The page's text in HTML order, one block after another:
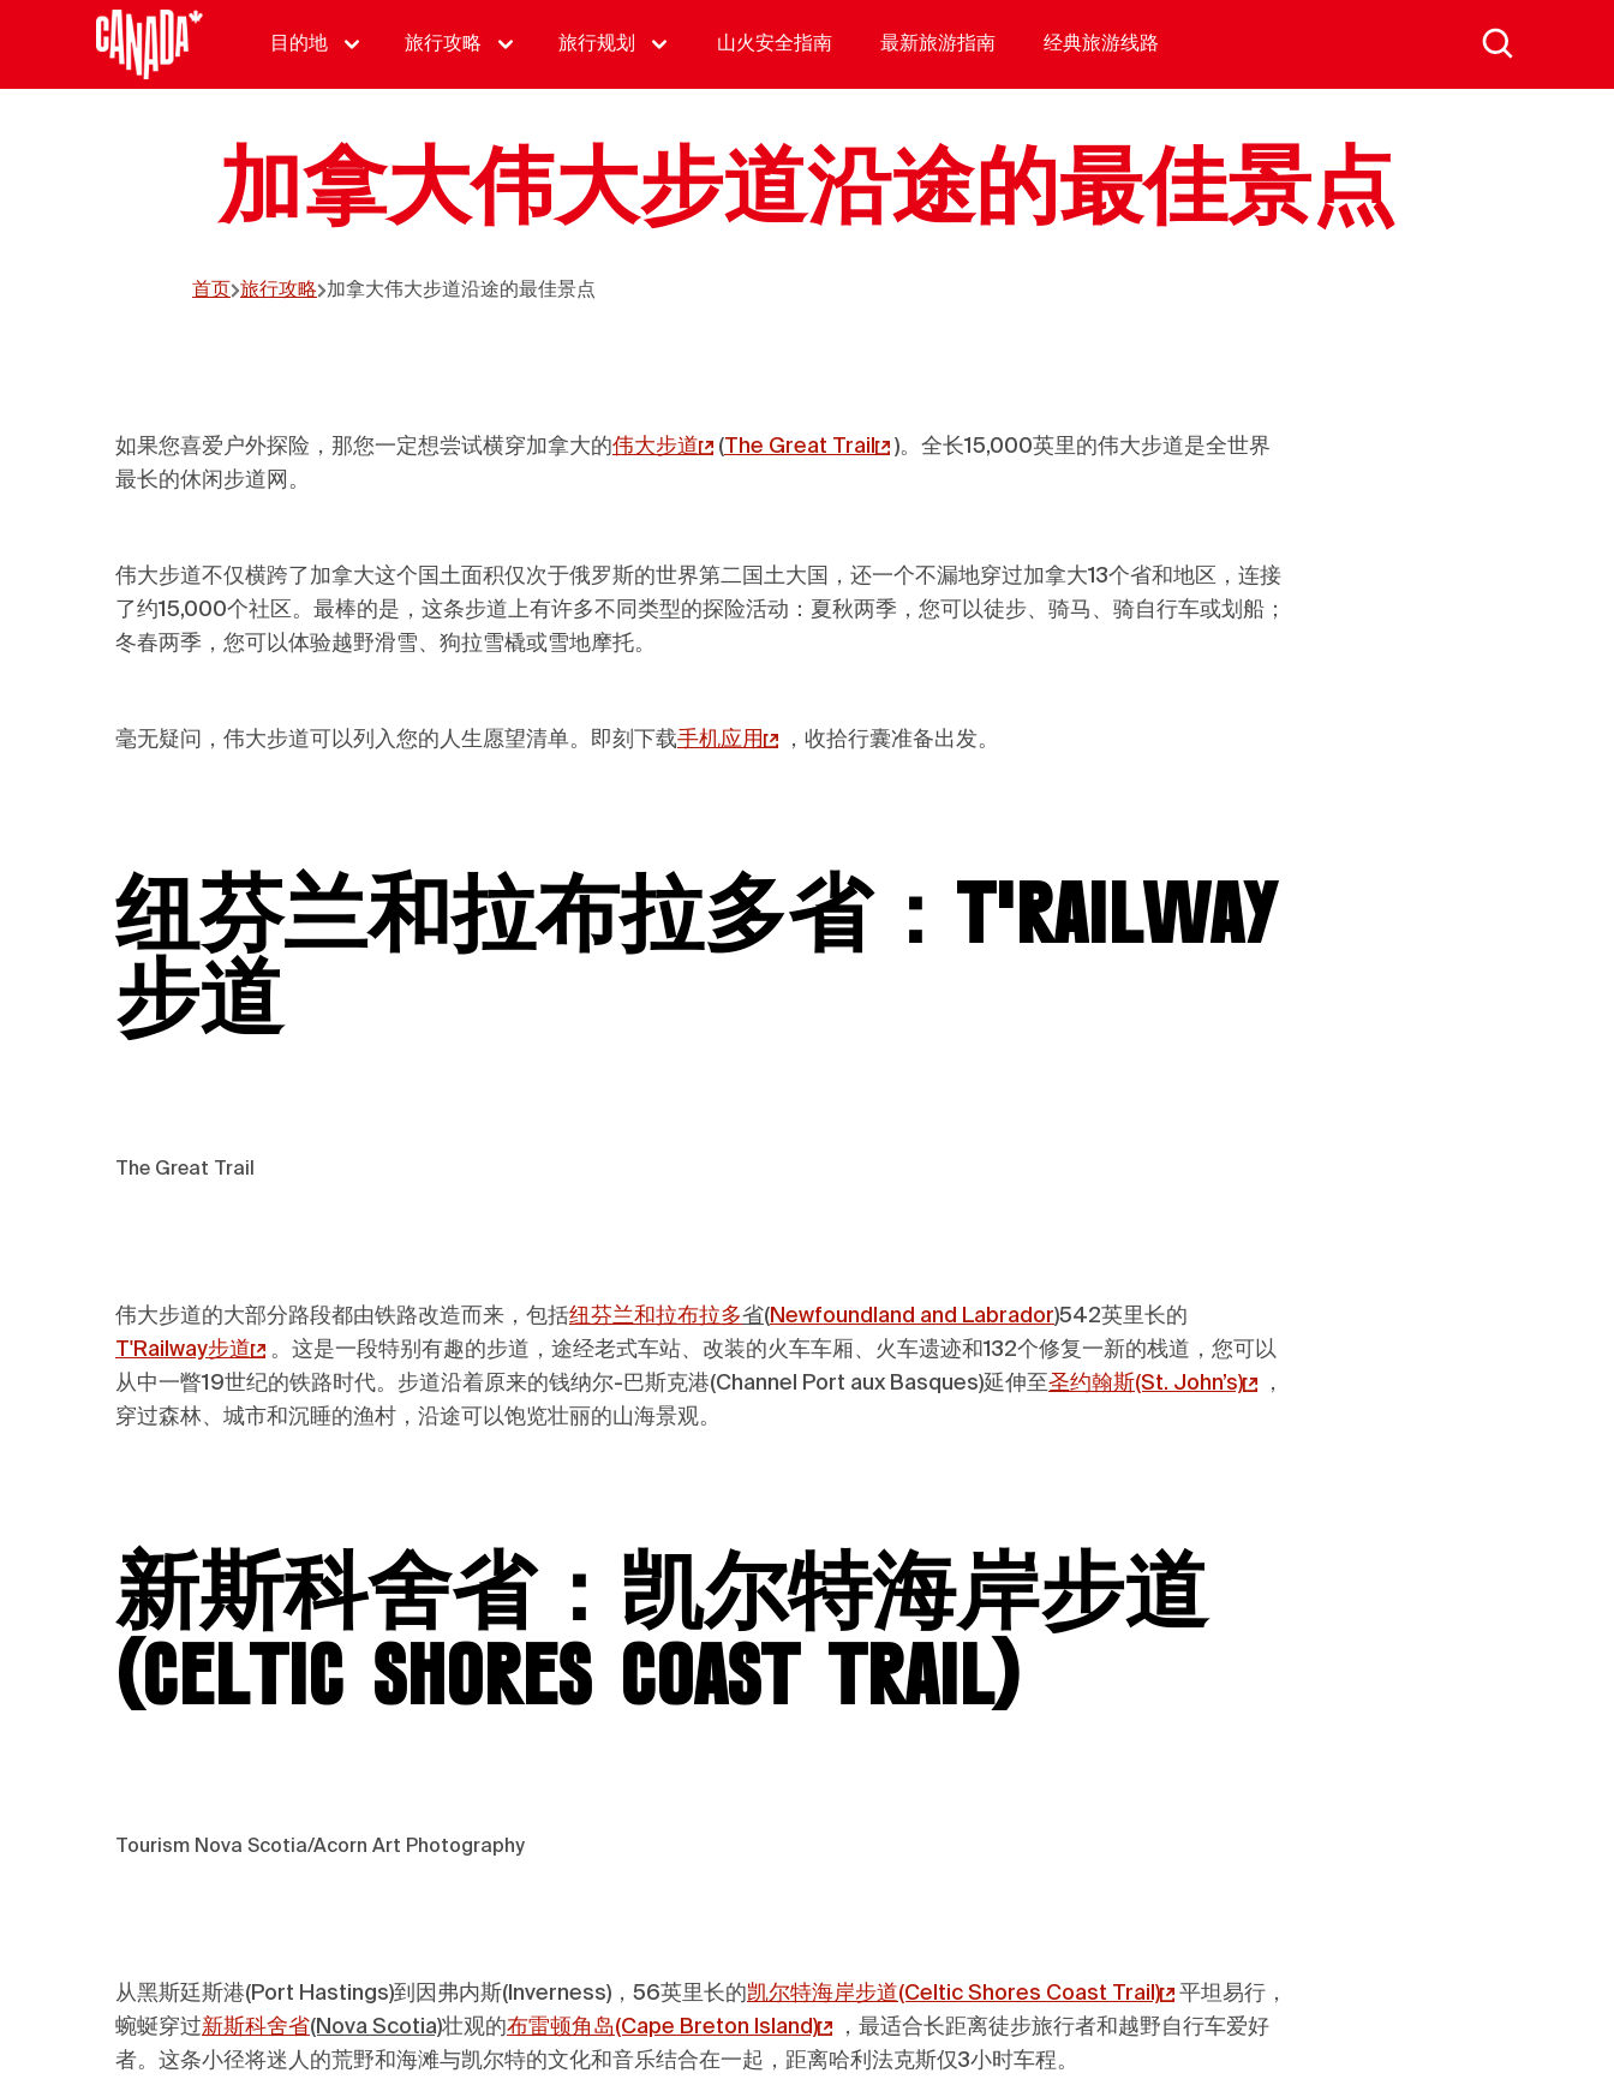
目的地 旅行攻略 旅行规划 山火安全指南 最新旅游指南 经典旅游线路
加拿大伟大步道沿途的最佳景点
首页 旅行攻略 加拿大伟大步道沿途的最佳景点
如果您喜爱户外探险，那您一定想尝试横穿加拿大的伟大步道 (The Great Trail )。全长15,000英里的伟大步道是全世界
最长的休闲步道网。
伟大步道不仅横跨了加拿大这个国土面积仅次于俄罗斯的世界第二国土大国，还一个不漏地穿过加拿大13个省和地区，连接
了约15,000个社区。最棒的是，这条步道上有许多不同类型的探险活动：夏秋两季，您可以徒步、骑马、骑自行车或划船；
冬春两季，您可以体验越野滑雪、狗拉雪橇或雪地摩托。
毫无疑问，伟大步道可以列入您的人生愿望清单。即刻下载手机应用 ，收拾行囊准备出发。
纽芬兰和拉布拉多省：T'Railway
步道
The Great Trail
伟大步道的大部分路段都由铁路改造而来，包括纽芬兰和拉布拉多省(Newfoundland and Labrador)542英里长的
T'Railway步道
。这是一段特别有趣的步道，途经老式车站、改装的火车车厢、火车遗迹和132个修复一新的栈道，您可以
从中一瞥19世纪的铁路时代。步道沿着原来的钱纳尔-巴斯克港(Channel Port aux Basques)延伸至圣约翰斯(St. John’s)
，
穿过森林、城市和沉睡的渔村，沿途可以饱览壮丽的山海景观。
新斯科舍省：凯尔特海岸步道
(Celtic Shores Coast Trail)
Tourism Nova Scotia/Acorn Art Photography
从黑斯廷斯港(Port Hastings)到因弗内斯(Inverness)，56英里长的凯尔特海岸步道(Celtic Shores Coast Trail)
平坦易行，
蜿蜒穿过新斯科舍省(Nova Scotia)壮观的布雷顿角岛(Cape Breton Island)
，最适合长距离徒步旅行者和越野自行车爱好
者。这条小径将迷人的荒野和海滩与凯尔特的文化和音乐结合在一起，距离哈利法克斯仅3小时车程。